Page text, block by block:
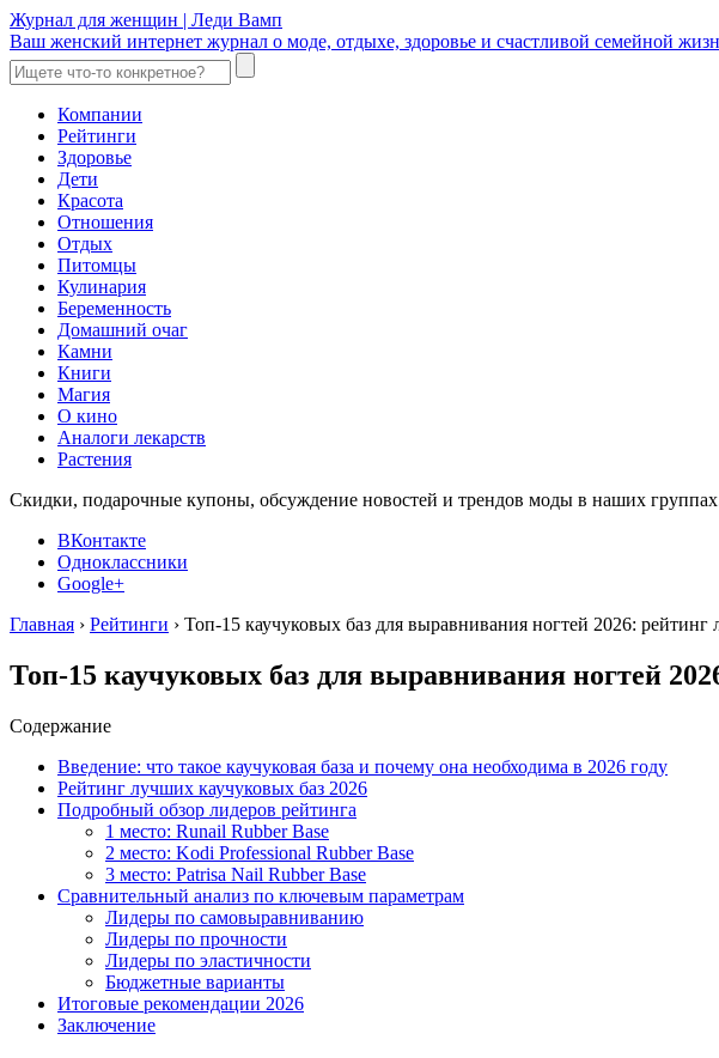
Журнал для женщин | Леди Вамп
Ваш женский интернет журнал о моде, отдыхе, здоровье и счастливой семейной
Компании
Рейтинги
Здоровье
Дети
Красота
Отношения
Отдых
Питомцы
Кулинария
Беременность
Домашний очаг
Камни
Книги
Магия
О кино
Аналоги лекарств
Растения
Скидки, подарочные купоны, обсуждение новостей и трендов моды в наших
ВКонтакте
Одноклассники
Google+
Главная › Рейтинги › Топ-15 каучуковых баз для выравнивания ногтей 2026:
Топ-15 каучуковых баз для выравнивания ногтей
Содержание
Введение: что такое каучуковая база и почему она необходима в 2026 году
Рейтинг лучших каучуковых баз 2026
Подробный обзор лидеров рейтинга
1 место: Runail Rubber Base
2 место: Kodi Professional Rubber Base
3 место: Patrisa Nail Rubber Base
Сравнительный анализ по ключевым параметрам
Лидеры по самовыравниванию
Лидеры по прочности
Лидеры по эластичности
Бюджетные варианты
Итоговые рекомендации 2026
Заключение